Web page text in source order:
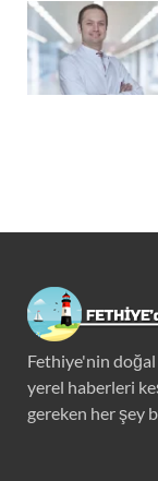
Fethiye'nin
yerel haberleri
gereken her şey